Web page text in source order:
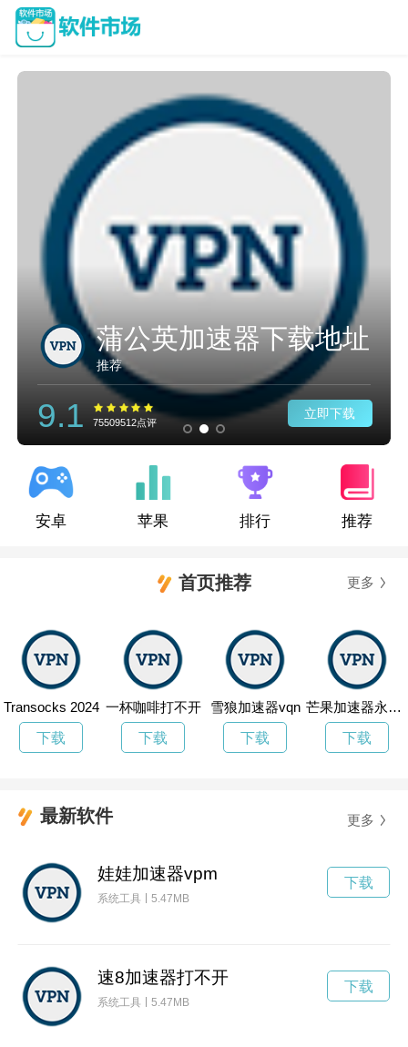
蒲公英加速器下载地址
推荐
9.1 75509512点评
立即下载
安卓 苹果 排行 推荐
首页推荐 更多
Transocks 2024
下载
一杯咖啡打不开
下载
雪狼加速器vqn
下载
芒果加速器永久免费加速
下载
最新软件 更多
娃娃加速器vpm
系统工具 5.47MB
下载
速8加速器打不开
系统工具 5.47MB
下载